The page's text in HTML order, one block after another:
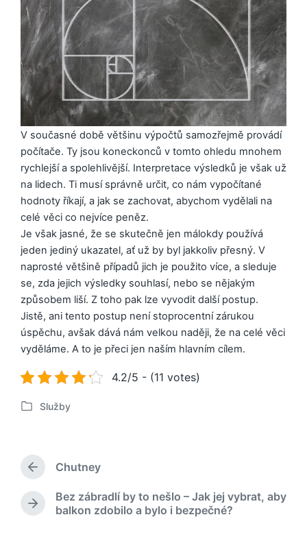
V současné době většinu výpočtů samozřejmě provádí
počítače. Ty jsou koneckonců v tomto ohledu mnohem
rychlejší a spolehlivější. Interpretace výsledků je však už
na lidech. Ti musí správně určit, co nám vypočítané
hodnoty říkají, a jak se zachovat, abychom vydělali na
celé věci co nejvíce peněz.
Je však jasné, že se skutečně jen málokdy používá
jeden jediný ukazatel, ať už by byl jakkoliv přesný. V
naprosté většině případů jich je použito více, a sleduje
se, zda jejich výsledky souhlasí, nebo se nějakým
způsobem liší. Z toho pak lze vyvodit další postup.
Jistě, ani tento postup není stoprocentní zárukou
úspěchu, avšak dává nám velkou naději, že na celé věci
vyděláme. A to je přeci jen naším hlavním cílem.
4.2/5 - (11 votes)
P
i
o
v
Služby
P
e
d
Chutney
N
Bez zábradlí by to nešlo – Jak jej vybrat, aby
balkon zdobilo a bylo i bezpečné?